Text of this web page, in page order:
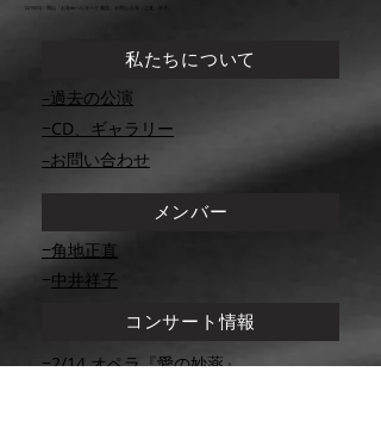
12/15(日) 岡山
「お寺deぺらオペラ 魔笛」＠岡山 お寺
私たちについて
–過去の公演
​−CD、ギャラリー
​–お問い合わせ
メンバー
​−角地正直
​−中井祥子
コンサート情報
​−2/14 オペラ『愛の妙薬』